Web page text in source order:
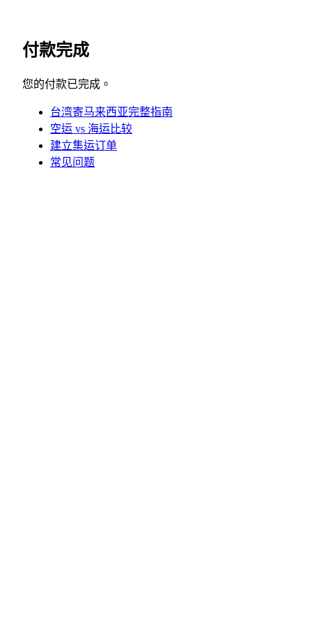
付款完成
您的付款已完成。
台湾寄马来西亚完整指南
空运 vs 海运比较
建立集运订单
常见问题